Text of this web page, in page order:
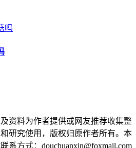
资料为作者提供或网友推荐收集整
研究使用，版权归原作者所有。本
系方式：douchuanxin@foxmail.com